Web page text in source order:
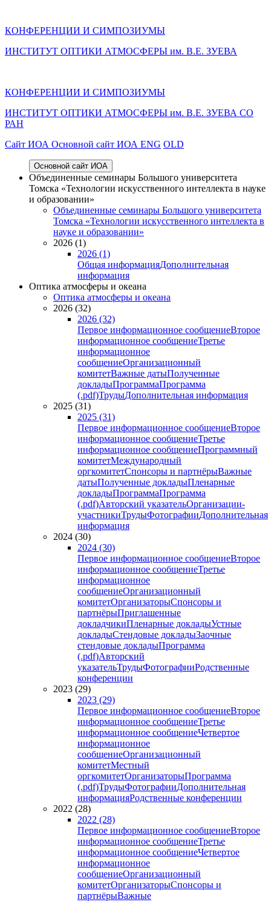
КОНФЕРЕНЦИИ И СИМПОЗИУМЫ
ИНСТИТУТ ОПТИКИ АТМОСФЕРЫ им. В.Е. ЗУЕВА
КОНФЕРЕНЦИИ И СИМПОЗИУМЫ
ИНСТИТУТ ОПТИКИ АТМОСФЕРЫ им. В.Е. ЗУЕВА СО
РАН
Cайт ИОА Основной сайт ИОА ENG OLD
Основной сайт ИОА
Объединенные семинары Большого университета
Томска «Технологии искусственного интеллекта в науке
и образовании»
Объединенные семинары Большого университета
Томска «Технологии искусственного интеллекта в
науке и образовании»
2026 (1)
2026 (1)
Общая информацияДополнительная
информация
Оптика атмосферы и океана
Оптика атмосферы и океана
2026 (32)
2026 (32)
Первое информационное сообщениеВторое
информационное сообщениеТретье
информационное
сообщениеОрганизационный
комитетВажные датыПолученные
докладыПрограммаПрограмма
(.pdf)ТрудыДополнительная информация
2025 (31)
2025 (31)
Первое информационное сообщениеВторое
информационное сообщениеТретье
информационное сообщениеПрограммный
комитетМеждународный
оргкомитетСпонсоры и партнёрыВажные
датыПолученные докладыПленарные
докладыПрограммаПрограмма
(.pdf)Авторский указательОрганизации-
участникиТрудыФотографииДополнительная
информация
2024 (30)
2024 (30)
Первое информационное сообщениеВторое
информационное сообщениеТретье
информационное
сообщениеОрганизационный
комитетОрганизаторыСпонсоры и
партнёрыПриглашенные
докладчикиПленарные докладыУстные
докладыСтендовые докладыЗаочные
стендовые докладыПрограмма
(.pdf)Авторский
указательТрудыФотографииРодственные
конференции
2023 (29)
2023 (29)
Первое информационное сообщениеВторое
информационное сообщениеТретье
информационное сообщениеЧетвертое
информационное
сообщениеОрганизационный
комитетМестный
оргкомитетОрганизаторыПрограмма
(.pdf)ТрудыФотографииДополнительная
информацияРодственные конференции
2022 (28)
2022 (28)
Первое информационное сообщениеВторое
информационное сообщениеТретье
информационное сообщениеЧетвертое
информационное
сообщениеОрганизационный
комитетОрганизаторыСпонсоры и
партнёрыВажные